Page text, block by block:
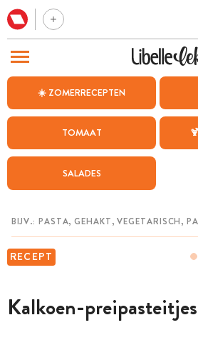
☀️ ZOMERRECEPTEN
TOMAAT
SALADES
RECEPT
Kalkoen-preipasteitjes
BEZOEK ONZE ANDERE WEBSITES
WEEKMENU
CHAT MET MAIA
MIJN BEWAARDE RECEPTEN